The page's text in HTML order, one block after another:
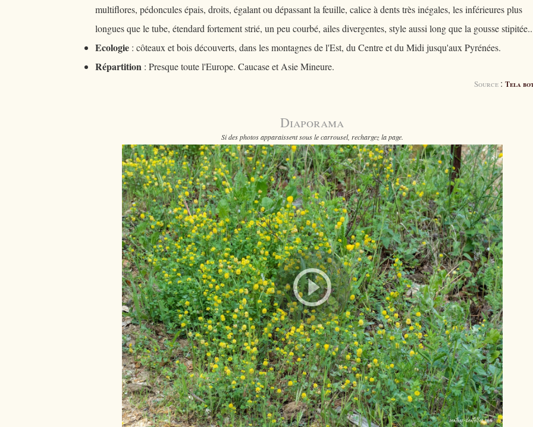
multiflores, pédoncules épais, droits, égalant ou dépassant la feuille, calice à dents très inégales, les inférieures plus
longues que le tube, étendard fortement strié, un peu courbé, ailes divergentes, style aussi long que la gousse stipitée..
Ecologie: côteaux et bois découverts, dans les montagnes de l'Est, du Centre et du Midi jusqu'aux Pyrénées.
Répartition : Presque toute l'Europe. Caucase et Asie Mineure.
Source : Tela
Diaporama
Si des photos apparaissent sous le carrousel, rechargez la page.